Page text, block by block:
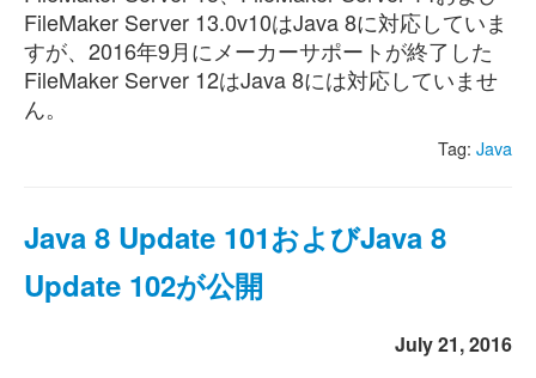
FileMaker Server 13.0v10はJava 8に対応していま
すが、2016年9月にメーカーサポートが終了した
FileMaker Server 12はJava 8には対応していませ
ん。
Tag: Java
Java 8 Update 101およびJava 8
Update 102が公開
July 21, 2016